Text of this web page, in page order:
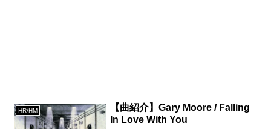
HR/HM
【曲紹介】Gary Moore / Falling
In Love With You